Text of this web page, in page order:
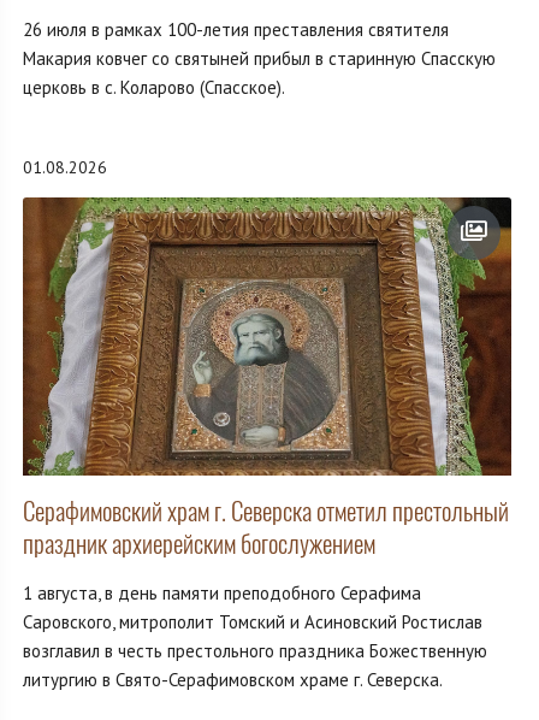
26 июля в рамках 100-летия преставления святителя
Макария ковчег со святыней прибыл в старинную Спасскую
церковь в с. Коларово (Спасское).
01.08.2026
Серафимовский храм г. Северска отметил престольный
праздник архиерейским богослужением
1 августа, в день памяти преподобного Серафима
Саровского, митрополит Томский и Асиновский Ростислав
возглавил в честь престольного праздника Божественную
литургию в Свято-Серафимовском храме г. Северска.